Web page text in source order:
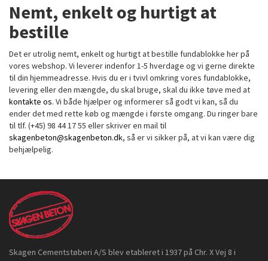
Nemt, enkelt og hurtigt at
bestille
Det er utrolig nemt, enkelt og hurtigt at bestille fundablokke her på
vores webshop. Vi leverer indenfor 1-5 hverdage og vi gerne direkte
til din hjemmeadresse. Hvis du er i tvivl omkring vores fundablokke,
levering eller den mængde, du skal bruge, skal du ikke tøve med at
kontakte os. Vi både hjælper og informerer så godt vi kan, så du
ender det med rette køb og mængde i første omgang. Du ringer bare
til tlf. (+45) 98 44 17 55 eller skriver en mail til
skagenbeton@skagenbeton.dk, så er vi sikker på, at vi kan være dig
behjælpelig.
Skagen Cementstøberi A/S blev etableret i 1937 på Chr. X Vej 8 i